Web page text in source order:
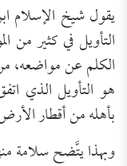
يقول شيخ الإسلام
التأويل في كثير من
الكلم عن مواضعه،
هو التأويل الذي
بأهله من أقطار
وبهذا يتَّضح سلامة